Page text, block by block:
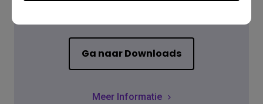
Vind de gebruiksaanwijzing
Ga naar Downloads
Meer Informatie